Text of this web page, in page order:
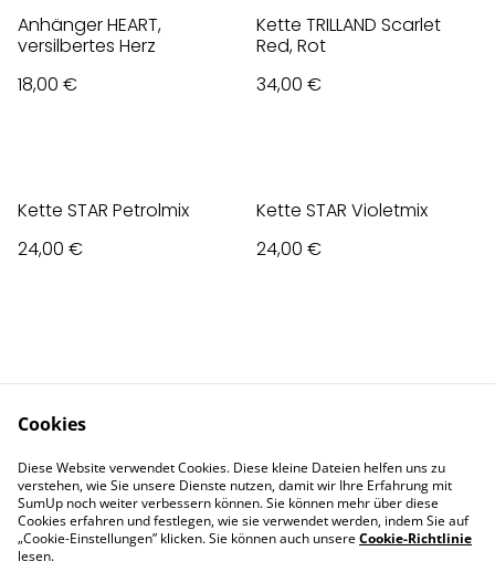
Anhänger HEART,
versilbertes Herz
18,00 €
Kette TRILLAND Scarlet
Red, Rot
34,00 €
Kette STAR Petrolmix
24,00 €
Kette STAR Violetmix
24,00 €
Privacy Policy
Cookie Policy
Impressum
Cookies
Diese Website verwendet Cookies. Diese kleine Dateien helfen uns zu
verstehen, wie Sie unsere Dienste nutzen, damit wir Ihre Erfahrung mit
SumUp noch weiter verbessern können. Sie können mehr über diese
Cookies erfahren und festlegen, wie sie verwendet werden, indem Sie auf
„Cookie-Einstellungen” klicken. Sie können auch unsereCookie-Richtlinie
lesen.